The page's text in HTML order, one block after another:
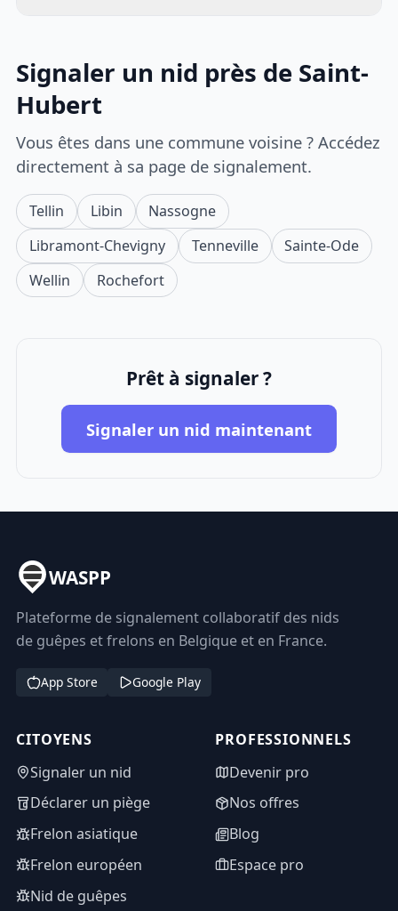
Signaler un nid près de Saint-
Hubert
Vous êtes dans une commune voisine ? Accédez
directement à sa page de signalement.
Tellin Libin
Nassogne
Libramont-Chevigny
Tenneville
Sainte-Ode
Wellin
Rochefort
Prêt à signaler ?
Signaler un nid maintenant
WASPP
Plateforme de signalement collaboratif des nids
de guêpes et frelons en Belgique et en France.
App Store Google Play
CITOYENS
Signaler un nid
Déclarer un piège
Frelon asiatique
Frelon européen
Nid de guêpes
PROFESSIONNELS
Devenir pro
Nos offres
Blog
Espace pro